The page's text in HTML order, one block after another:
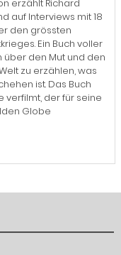
erzählt Richard
auf Interviews mit 18
den grössten
Ein Buch voller
über den Mut und den
zu erzählen, was
ist. Das Buch
verfilmt, der für seine
Globe